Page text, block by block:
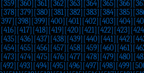
[359] [360] [361] [362] [363] [364] [365] [366]
[378] [379] [380] [381] [382] [383] [384] [385]
[398] [399] [400] [401] [402] [403] [404]
[416] [417] [418] [419] [420] [421] [422] [423]
[435] [436] [437] [438] [439] [440] [441] [442]
[454] [455] [456] [457] [458] [459] [460] [461]
[473] [474] [475] [476] [477] [478] [479] [480]
[492] [493] [494] [495] [496] [497] [498] [499]